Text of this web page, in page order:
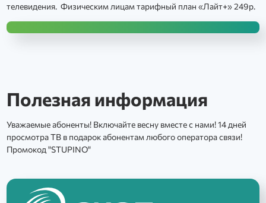
телевидения. Физическим лицам тарифный план «Лайт+» 249р.
Полезная информация
Уважаемые абоненты! Включайте весну вместе с нами! 14 дней
просмотра ТВ в подарок абонентам любого оператора связи!
Промокод "STUPINO"
Написать руководителю